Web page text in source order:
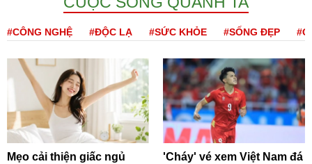
#CÔNG NGHỆ #ĐỘC LẠ #SỨC KHỎE #SỐNG ĐẸP
Mẹo cải thiện giấc ngủ 'Cháy' vé xem Việt Nam đá